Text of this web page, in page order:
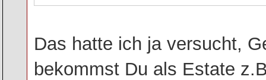
Das hatte ich ja versucht,
bekommst Du als Estate